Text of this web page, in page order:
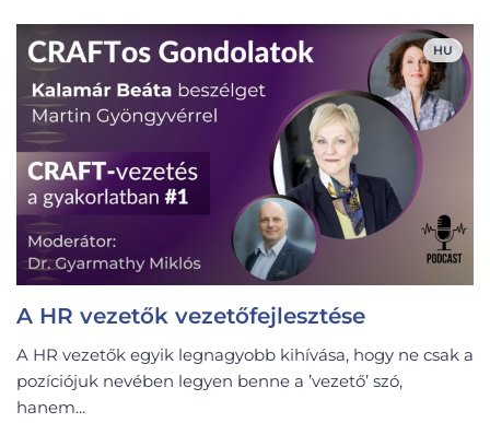
HU
A HR vezetők vezetőfejlesztése
A HR vezetők egyik legnagyobb kihívása, hogy ne csak a
pozíciójuk nevében legyen benne a ’vezető’ szó,
hanem...